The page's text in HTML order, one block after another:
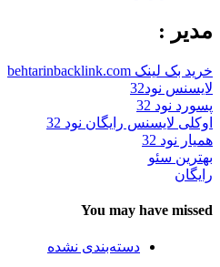
مدیر :
خرید بک لینک behtarinbacklink.com
لایسنس نود32
پسورد نود 32
اوکلی لایسنس رایگان نود 32
همیار نود 32
بهترین سئو
رایگان
You may have missed
دسته‌بندی نشده